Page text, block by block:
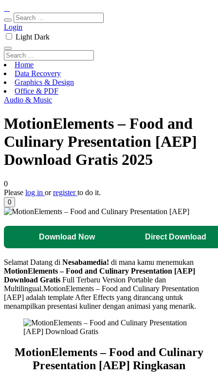
Login
Light Dark
Home
Data Recovery
Graphics & Design
Office & PDF
Audio & Music
MotionElements – Food and
Culinary Presentation [AEP]
Download Gratis 2025
0
Please log in orregisterto do it.
0
Download Now Direct Download
Selamat Datang di Nesabamedia! di mana kamu menemukan
MotionElements – Food and Culinary Presentation [AEP]
Download Gratis Full Terbaru Version Portable dan
Multilingual.MotionElements – Food and Culinary Presentation
[AEP] adalah template After Effects yang dirancang untuk
menampilkan presentasi kuliner dengan animasi yang menarik.
MotionElements – Food and Culinary
Presentation [AEP] Ringkasan